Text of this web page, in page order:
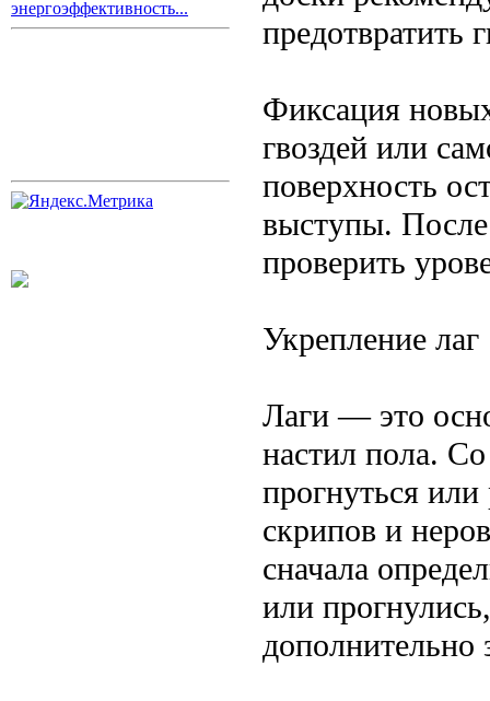
энергоэффективность...
предотвратить
Фиксация
гвоздей или
поверхность
выступы. После
проверить
Укрепление лаг
Лаги — это
настил пола.
прогнуться
скрипов и
сначала
или
дополнительно